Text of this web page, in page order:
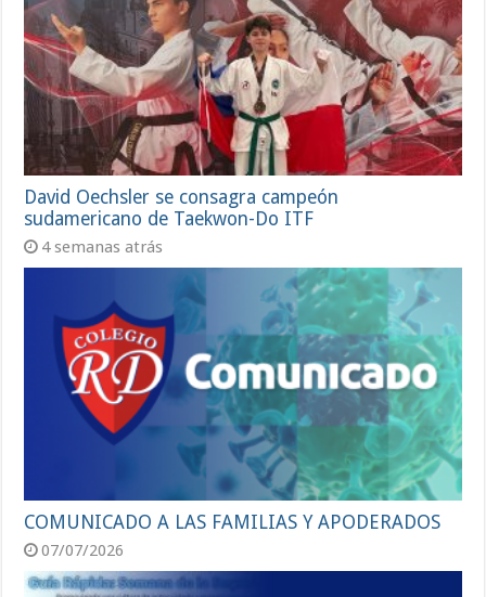
David Oechsler se consagra campeón
sudamericano de Taekwon-Do ITF
4 semanas atrás
COMUNICADO A LAS FAMILIAS Y APODERADOS
07/07/2026